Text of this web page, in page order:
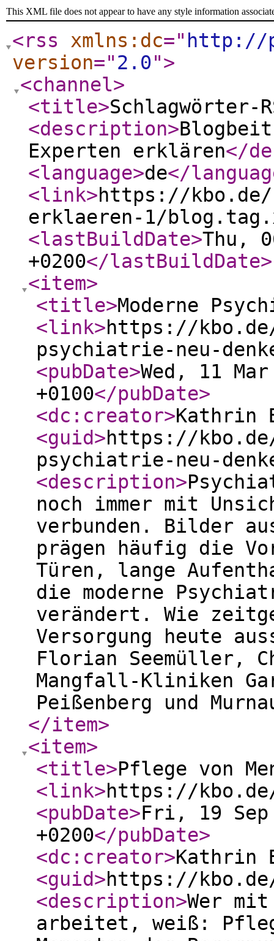
This XML file does not appear to have any style information
<rss xmlns:dc=" http://
version="2.0">
<channel>
<title>Schlagwörter-
<description>
Experten erklären</
<language>de</
<link>https://
erklaeren-1/
<lastBuildDate>Thu,
+0200</lastBuildDate>
<item>
<title>Moderne
<link>https://
psychiatrie-neu-
<pubDate>Wed, 11
+0100</pubDate>
<dc:creator>Kathrin
<guid>https://
psychiatrie-neu-
<description>
noch immer mit
verbunden. Bilder
prägen häufig die
Türen, lange
die moderne
verändert. Wie
Versorgung heute
Florian Seemüller,
Mangfall-Kliniken
Peißenberg und
</item>
<item>
<title>Pflege von
<link>https://kbo.de/
<pubDate>Fri, 19 Sep
+0200</pubDate>
<dc:creator>Kathrin
<guid>https://kbo.de/
<description>Wer mit
arbeitet, weiß: